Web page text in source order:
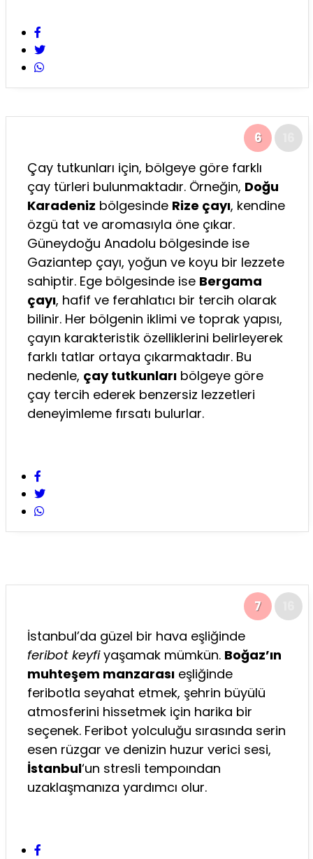
6
Çay tutkunları için, bölgeye göre farklı
çay türleri bulunmaktadır. Örneğin, Doğu
Karadeniz bölgesinde Rize çayı, kendine
özgü tat ve aromasıyla öne çıkar.
Güneydoğu Anadolu bölgesinde ise
Gaziantep çayı, yoğun ve koyu bir lezzete
sahiptir. Ege bölgesinde ise Bergama
çayı, hafif ve ferahlatıcı bir tercih olarak
bilinir. Her bölgenin iklimi ve toprak yapısı,
çayın karakteristik özelliklerini belirleyerek
farklı tatlar ortaya çıkarmaktadır. Bu
nedenle, çay tutkunları bölgeye göre
çay tercih ederek benzersiz lezzetleri
deneyimleme fırsatı bulurlar.
7
İstanbul’da güzel bir hava eşliğinde
feribot keyfiyaşamak mümkün. Boğaz’ın
muhteşem manzarası eşliğinde
feribotla seyahat etmek, şehrin büyülü
atmosferini hissetmek için harika bir
seçenek. Feribot yolculuğu sırasında serin
esen rüzgar ve denizin huzur verici sesi,
İstanbul‘un stresli tempoından
uzaklaşmanıza yardımcı olur.